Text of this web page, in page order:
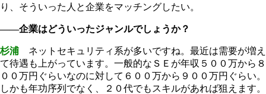
り、そういった人と企業をマッチングしたい。
――企業はどういったジャンルでしょうか？
杉浦 ネットセキュリティ系が多いですね。最近は需要が増え
て待遇も上がっています。一般的なＳＥが年収５００万から８
００万円ぐらいなのに対して６００万から９００万円ぐらい。
しかも年功序列でなく、２０代でもスキルがあれば狙えます。